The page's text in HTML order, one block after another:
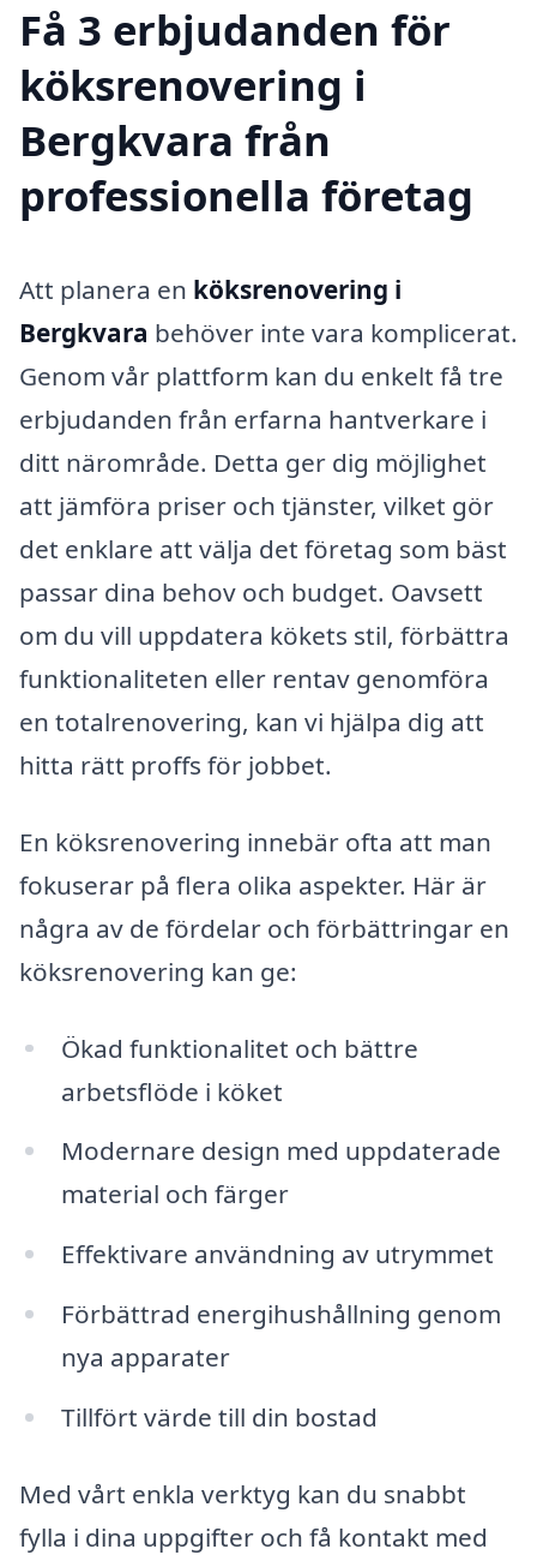
Få 3 erbjudanden för
köksrenovering i
Bergkvara från
professionella företag
Att planera en köksrenovering i
Bergkvara behöver inte vara komplicerat.
Genom vår plattform kan du enkelt få tre
erbjudanden från erfarna hantverkare i
ditt närområde. Detta ger dig möjlighet
att jämföra priser och tjänster, vilket gör
det enklare att välja det företag som bäst
passar dina behov och budget. Oavsett
om du vill uppdatera kökets stil, förbättra
funktionaliteten eller rentav genomföra
en totalrenovering, kan vi hjälpa dig att
hitta rätt proffs för jobbet.
En köksrenovering innebär ofta att man
fokuserar på flera olika aspekter. Här är
några av de fördelar och förbättringar en
köksrenovering kan ge:
Ökad funktionalitet och bättre
arbetsflöde i köket
Modernare design med uppdaterade
material och färger
Effektivare användning av utrymmet
Förbättrad energihushållning genom
nya apparater
Tillfört värde till din bostad
Med vårt enkla verktyg kan du snabbt
fylla i dina uppgifter och få kontakt med